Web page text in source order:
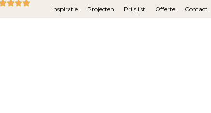
Inspiratie
Projecten Prijslijst Offerte Contact